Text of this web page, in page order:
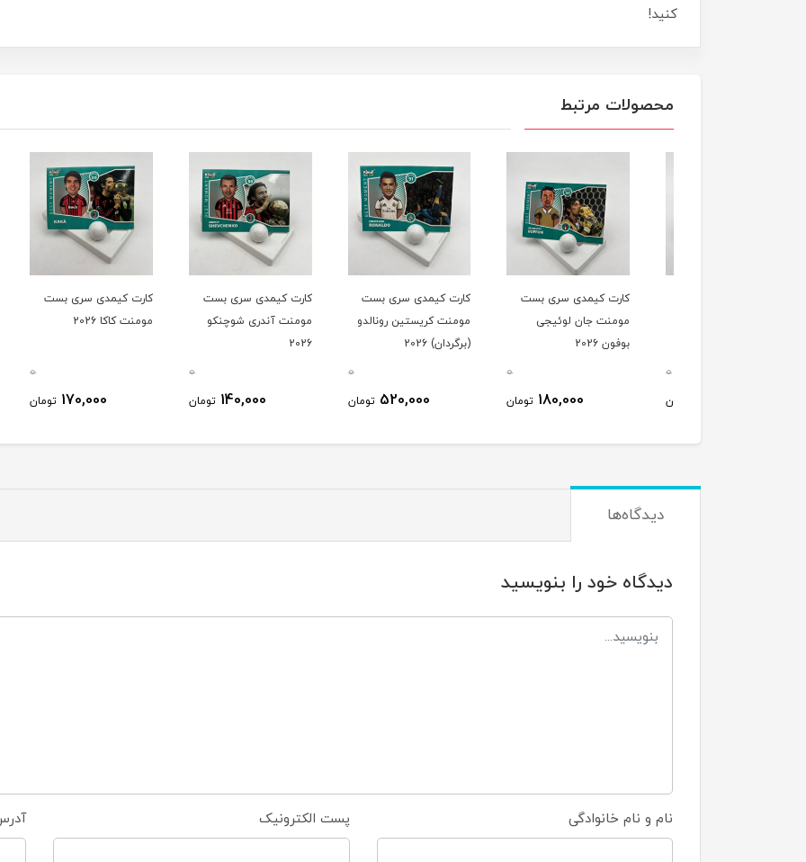
کنید!
محصولات مرتبط
کارت کیمدی سری بست
مومنت جان لوئیجی
180,000 تومان
کارت کیمدی سری بست
مومنت کریستین رونالدو
(برگردان) 2026
520,000 تومان
کارت کیمدی سری بست
مومنت آندری شوچنکو
140,000 تومان
کارت کیمدی سری بست
مومنت کاکا 2026
170,000 تومان
دیدگاه‌ها
دیدگاه خود را بنویسید
نام و نام خانوادگی پست الکترونیک